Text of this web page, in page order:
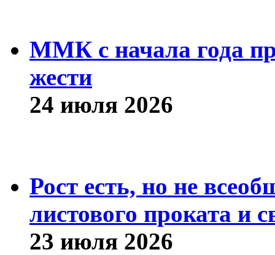
ММК с начала года
жести
24 июля 2026
Рост есть, но не
листового проката и
23 июля 2026